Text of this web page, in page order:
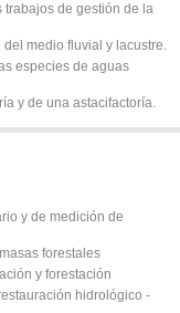
de gestión de la
medio fluvial y lacustre.
especies de aguas
y de una astacifactoría.
y de medición de
forestales
y forestación
hidrológico -